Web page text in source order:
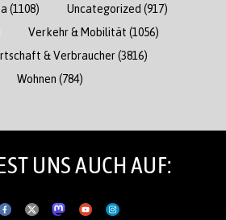
(1108) Uncategorized (917)
Verkehr & Mobilität (1056)
& Verbraucher(3816)
Wohnen (784)
UNS AUCH AUF: